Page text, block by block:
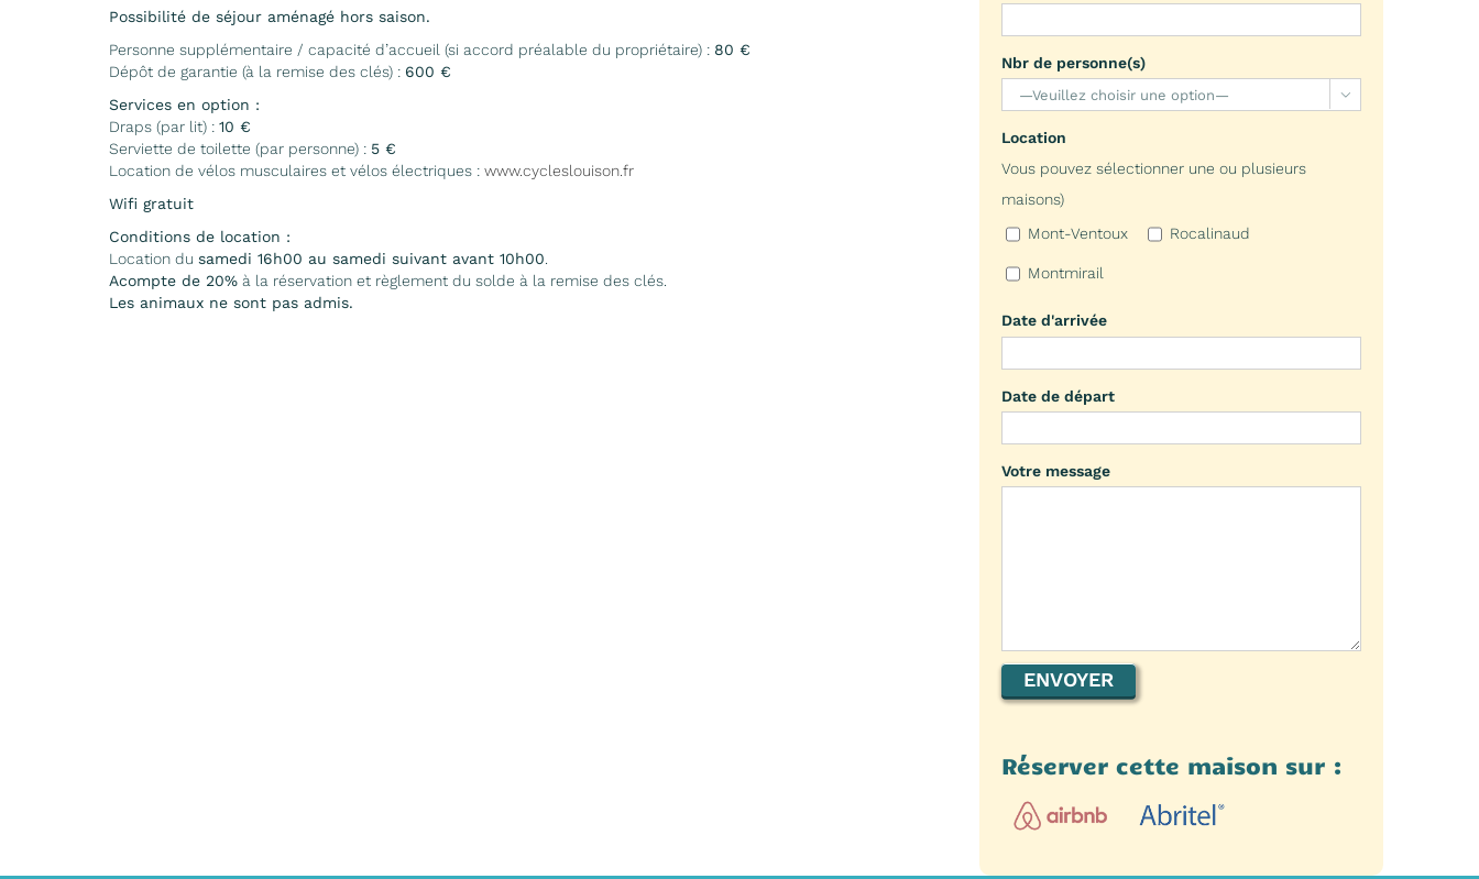
Possibilité de séjour aménagé hors saison.
Personne supplémentaire / capacité d’accueil (si accord préalable du propriétaire) : 80 €
Dépôt de garantie (à la remise des clés) : 600 €
Services en option :
Draps (par lit) :10 €
Serviette de toilette (par personne) : 5 €
Location de vélos musculaires et vélos électriques :www.cycleslouison.fr
Wifi gratuit
Conditions de location :
Location dusamedi 16h00 au samedi suivant avant 10h00.
Acompte de 20% à la réservation et règlement du solde à la remise des clés.
Les animaux ne sont pas admis.
Nbr de personne(s)

Location
Vous pouvez sélectionner une ou plusieurs
maisons)
Mont-Ventoux
Rocalinaud
Montmirail
Date d'arrivée
Date de départ
Votre message
Réserver cette maison sur :